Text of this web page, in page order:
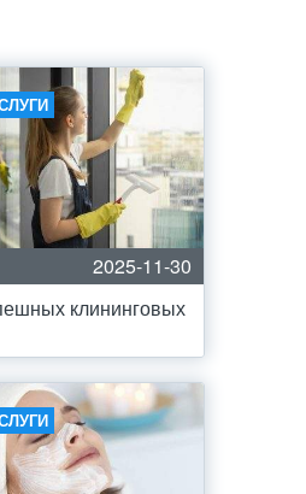
2025-11-30
клининговых